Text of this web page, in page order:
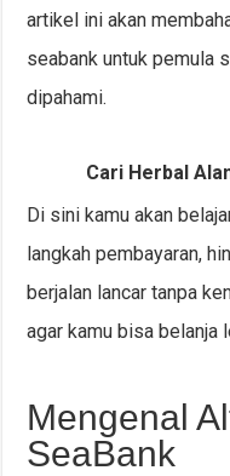
artikel ini akan
seabank untuk pemula
dipahami.
Cari Herbal
Di sini kamu akan
langkah pembayaran,
berjalan lancar tanpa
agar kamu bisa belanja
Mengenal
SeaBank